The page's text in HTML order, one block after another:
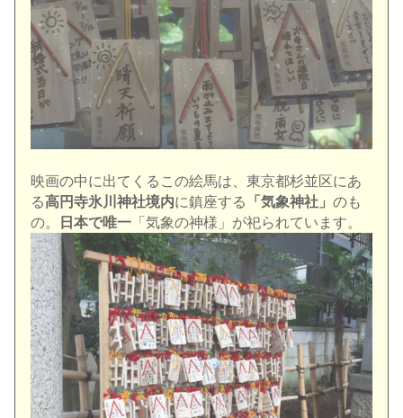
映画の中に出てくるこの絵馬は、東京都杉並区にあ
る高円寺氷川神社境内に鎮座する 「気象神社」のも
の。
日本で唯一 「気象の神様」が祀られています。